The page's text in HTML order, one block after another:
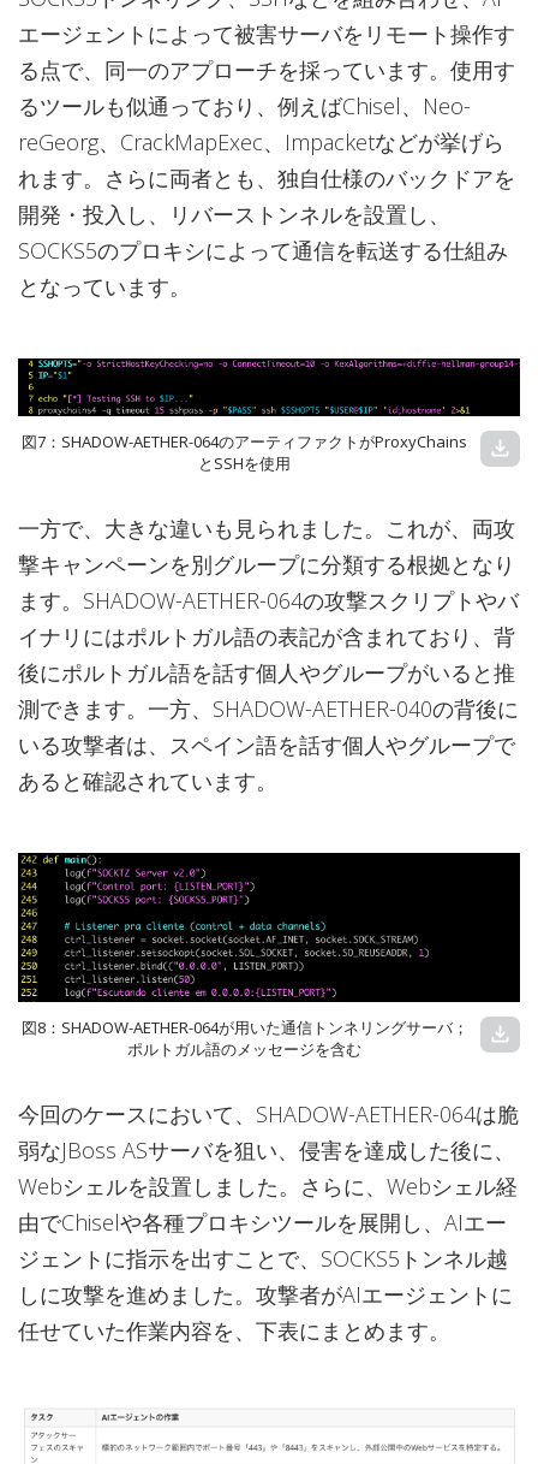
エージェントによって被害サーバをリモート操作す
る点で、同一のアプローチを採っています。使用す
るツールも似通っており、例えばChisel、Neo-
reGeorg、CrackMapExec、Impacketなどが挙げら
れます。さらに両者とも、独自仕様のバックドアを
開発・投入し、リバーストンネルを設置し、
SOCKS5のプロキシによって通信を転送する仕組み
となっています。
図7：SHADOW-AETHER-064のアーティファクトがProxyChains
とSSHを使用
download
一方で、大きな違いも見られました。これが、両攻
撃キャンペーンを別グループに分類する根拠となり
ます。SHADOW-AETHER-064の攻撃スクリプトやバ
イナリにはポルトガル語の表記が含まれており、背
後にポルトガル語を話す個人やグループがいると推
測できます。一方、SHADOW-AETHER-040の背後に
いる攻撃者は、スペイン語を話す個人やグループで
あると確認されています。
図8：SHADOW-AETHER-064が用いた通信トンネリングサーバ；
ポルトガル語のメッセージを含む
download
今回のケースにおいて、SHADOW-AETHER-064は脆
弱なJBoss ASサーバを狙い、侵害を達成した後に、
Webシェルを設置しました。さらに、Webシェル経
由でChiselや各種プロキシツールを展開し、AIエー
ジェントに指示を出すことで、SOCKS5トンネル越
しに攻撃を進めました。攻撃者がAIエージェントに
任せていた作業内容を、下表にまとめます。